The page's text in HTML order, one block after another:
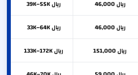
ريال 46,000 ريال 39K–55K
ريال 46,000 ريال 33K–64K
ريال 151,000 ريال 133K–172K